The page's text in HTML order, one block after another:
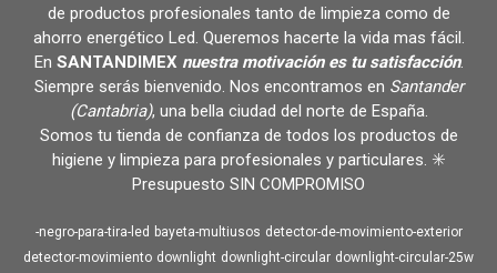
de productos profesionales tanto de limpieza como de
ahorro energético Led. Queremos hacerte la vida mas fácil.
En SANTANDIMEX nuestra motivación es tu satisfacción.
Siempre serás bienvenido. Nos encontramos en Santander
(Cantabria), una bella ciudad del norte de España.
Somos tu tienda de confianza de todos los productos de
higiene y limpieza para profesionales y particulares. ✳️
Presupuesto SIN COMPROMISO
-negro-para-tira-led bayeta-multiusos detector-de-movimiento-exterior
detector-movimiento downlight downlight-circular downlight-circular-25w